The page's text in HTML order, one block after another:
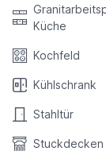
Küche
Kochfeld
Kühlschrank
Stahltür
Stuckdecken